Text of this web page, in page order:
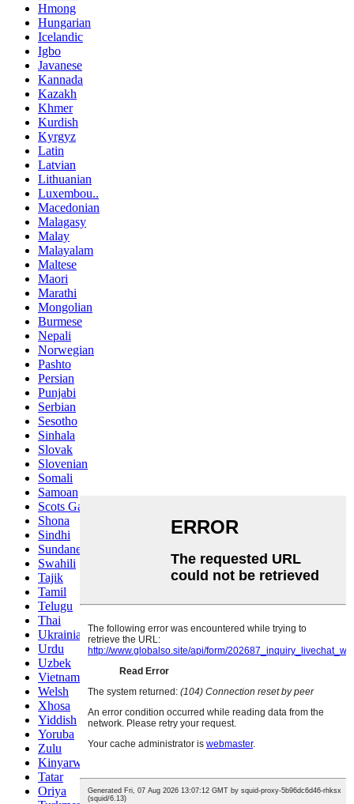
Hmong
Hungarian
Icelandic
Igbo
Javanese
Kannada
Kazakh
Khmer
Kurdish
Kyrgyz
Latin
Latvian
Lithuanian
Luxembou..
Macedonian
Malagasy
Malay
Malayalam
Maltese
Maori
Marathi
Mongolian
Burmese
Nepali
Norwegian
Pashto
Persian
Punjabi
Serbian
Sesotho
Sinhala
Slovak
Slovenian
Somali
Samoan
Scots Gaelic
Shona
Sindhi
Sundanese
Swahili
Tajik
Tamil
Telugu
Thai
Ukrainian
Urdu
Uzbek
Vietnamese
Welsh
Xhosa
Yiddish
Yoruba
Zulu
Kinyarwanda
Tatar
Oriya